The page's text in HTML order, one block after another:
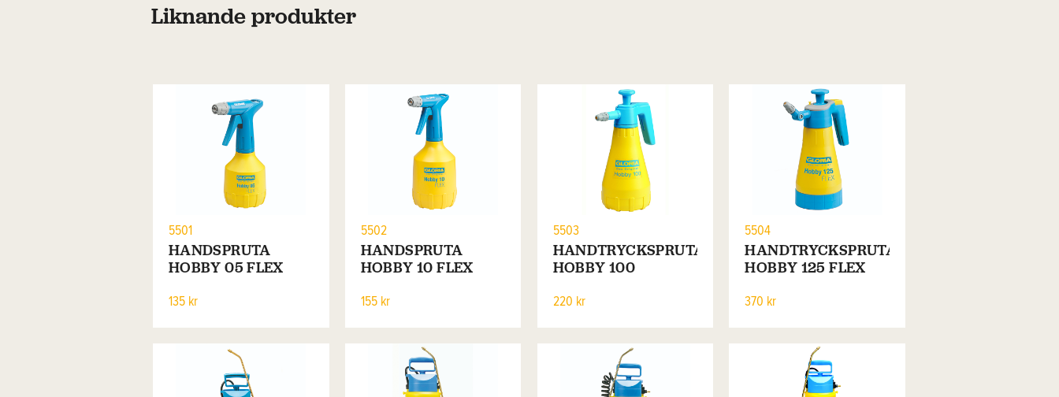
Liknande produkter
5501
HANDSPRUTA
HOBBY 05 FLEX
135 kr
5502
HANDSPRUTA
HOBBY 10 FLEX
155 kr
5503
HANDTRYCKSPRUTA
HOBBY 100
220 kr
5504
HANDTRYCKSPRUTA
HOBBY 125 FLEX
370 kr